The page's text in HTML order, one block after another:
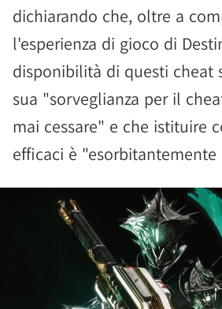
dichiarando che, oltre a
l'esperienza di gioco di
disponibilità di questi cheat
sua "sorveglianza per il
mai cessare" e che istituire
efficaci è "esorbitantemente